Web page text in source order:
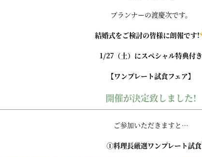
プランナーの渡慶次です。
結婚式をご検討の皆様に朗報です!
1/27（土）にスペシャル特典付き
【ワンプレート試食フェア】
開催が決定致しました!
ご参加いただきますと…
①料理長厳選ワンプレート試食